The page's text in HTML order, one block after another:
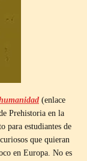
(enlace
Prehistoria en la
para estudiantes de
que quieran
en Europa. No es